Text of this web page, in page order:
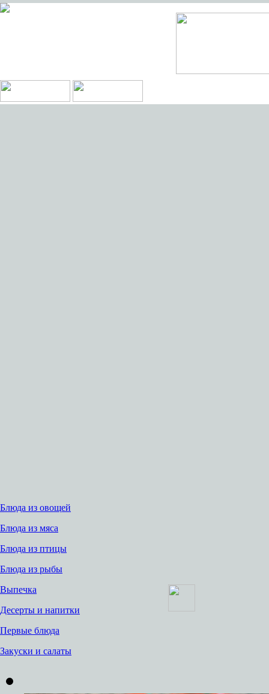
Блюда из овощей
Блюда из мяса
Блюда из птицы
Блюда из рыбы
Выпечка
Десерты и напитки
Первые блюда
Закуски и салаты